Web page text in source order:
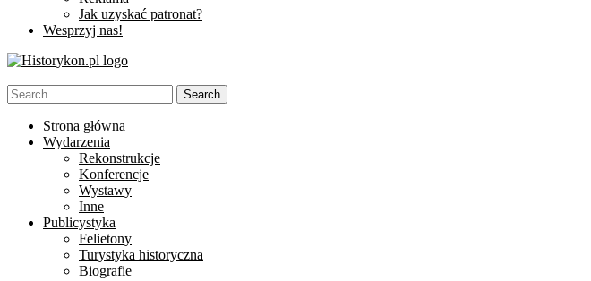
Jak uzyskać patronat?
Wesprzyj nas!
Strona główna
Wydarzenia
Rekonstrukcje
Konferencje
Wystawy
Inne
Publicystyka
Felietony
Turystyka historyczna
Biografie